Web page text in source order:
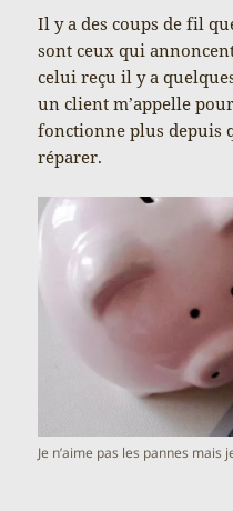
Il y a des coups de fil
sont ceux qui
celui reçu il y a
un client m’appelle
fonctionne plus depuis
réparer.
Je n’aime pas les pannes